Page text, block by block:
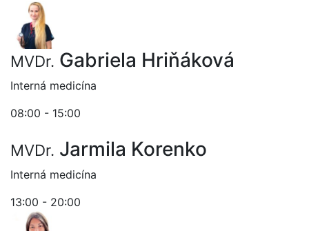
MVDr. Gabriela Hriňáková
Interná medicína
08:00 - 15:00
MVDr. Jarmila Korenko
Interná medicína
13:00 - 20:00